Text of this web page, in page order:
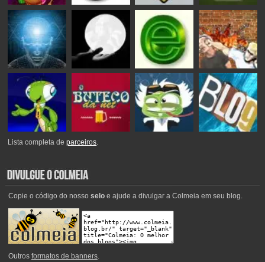
Lista completa deparceiros.
Copie o código do nosso seloe ajude a divulgar a Colmeia em seu blog.
Outros formatos de banners.